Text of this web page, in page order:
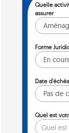
Quelle
assurer
Forme
Date
Quel est